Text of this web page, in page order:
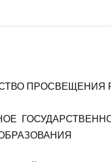
ПРОСВЕЩЕНИЯ